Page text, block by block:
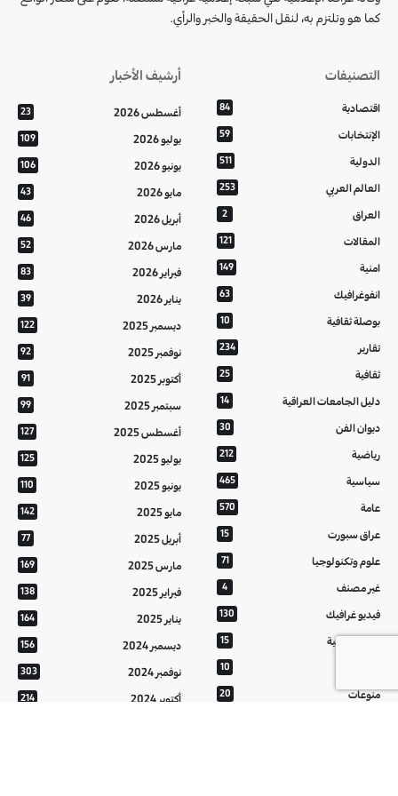
كما هو وتلتزم به، لنقل الحقيقة والخبر والرأي.
التصنيفات
اقتصادية 84
الإنتخابات 59
الدولية 511
العالم العربي 253
العراق 2
المقالات 121
امنية 149
انفوغرافيك 63
بوصلة ثقافية 10
تقارير 234
ثقافية 25
دليل الجامعات العراقية 14
ديوان الفن 30
رياضية 212
سياسية 465
عامة 570
عراق سبورت 15
علوم وتكنولوجيا 71
غير مصنف 4
فيديو غرافيك 130
معالم عراقية 15
10
منوعات 20
أرشيف الأخبار
أغسطس 2026 23
يوليو 2026 109
يونيو 2026 106
مايو 2026 43
أبريل 2026 46
مارس 2026 52
فبراير 2026 83
يناير 2026 39
ديسمبر 2025 122
نوفمبر 2025 92
أكتوبر 2025 91
سبتمبر 2025 99
أغسطس 2025 127
يوليو 2025 125
يونيو 2025 110
مايو 2025 142
أبريل 2025 77
مارس 2025 169
فبراير 2025 138
يناير 2025 164
ديسمبر 2024 156
نوفمبر 2024 303
أكتوبر 2024 214